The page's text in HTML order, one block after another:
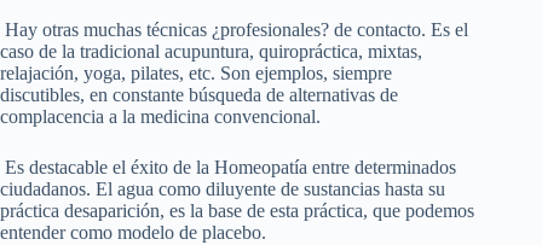
Hay otras muchas técnicas ¿profesionales? de contacto. Es el
caso de la tradicional acupuntura, quiropráctica, mixtas,
relajación, yoga, pilates, etc. Son ejemplos, siempre
discutibles, en constante búsqueda de alternativas de
complacencia a la medicina convencional.
Es destacable el éxito de la Homeopatía entre determinados
ciudadanos. El agua como diluyente de sustancias hasta su
práctica desaparición, es la base de esta práctica, que podemos
entender como modelo de placebo.